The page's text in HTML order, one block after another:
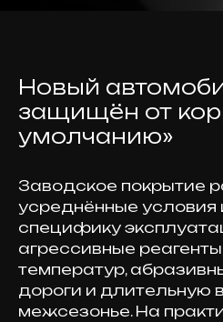
Новый
защищён от
умолчанию»
Заводское покрытие
усреднённые условия
специфику
агрессивные
температур,
дороги и длительную
межсезонье. На